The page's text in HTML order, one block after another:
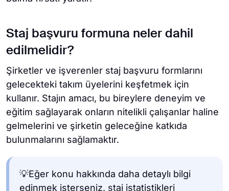
Staj başvuru formuna neler dahil
edilmelidir?
Şirketler ve işverenler staj başvuru formlarını
gelecekteki takım üyelerini keşfetmek için
kullanır. Stajın amacı, bu bireylere deneyim ve
eğitim sağlayarak onların nitelikli çalışanlar haline
gelmelerini ve şirketin geleceğine katkıda
bulunmalarını sağlamaktır.
💡Eğer konu hakkında daha detaylı bilgi
edinmek isterseniz, staj istatistikleri